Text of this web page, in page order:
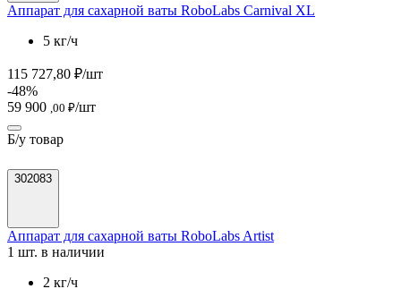
Аппарат для сахарной ваты RoboLabs Carnival XL
5 кг/ч
115 727,80 ₽/шт
-48%
59 900 ,00 ₽/шт
Б/у товар
302083
Аппарат для сахарной ваты RoboLabs Artist
1 шт. в наличии
2 кг/ч